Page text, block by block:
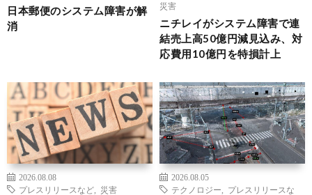
日本郵便のシステム障害が解
消
災害
ニチレイがシステム障害で連
結売上高50億円減見込み、対
応費用10億円を特損計上
2026.08.08
プレスリリースなど
災害
2026.08.05
テクノロジー
プレスリリースな